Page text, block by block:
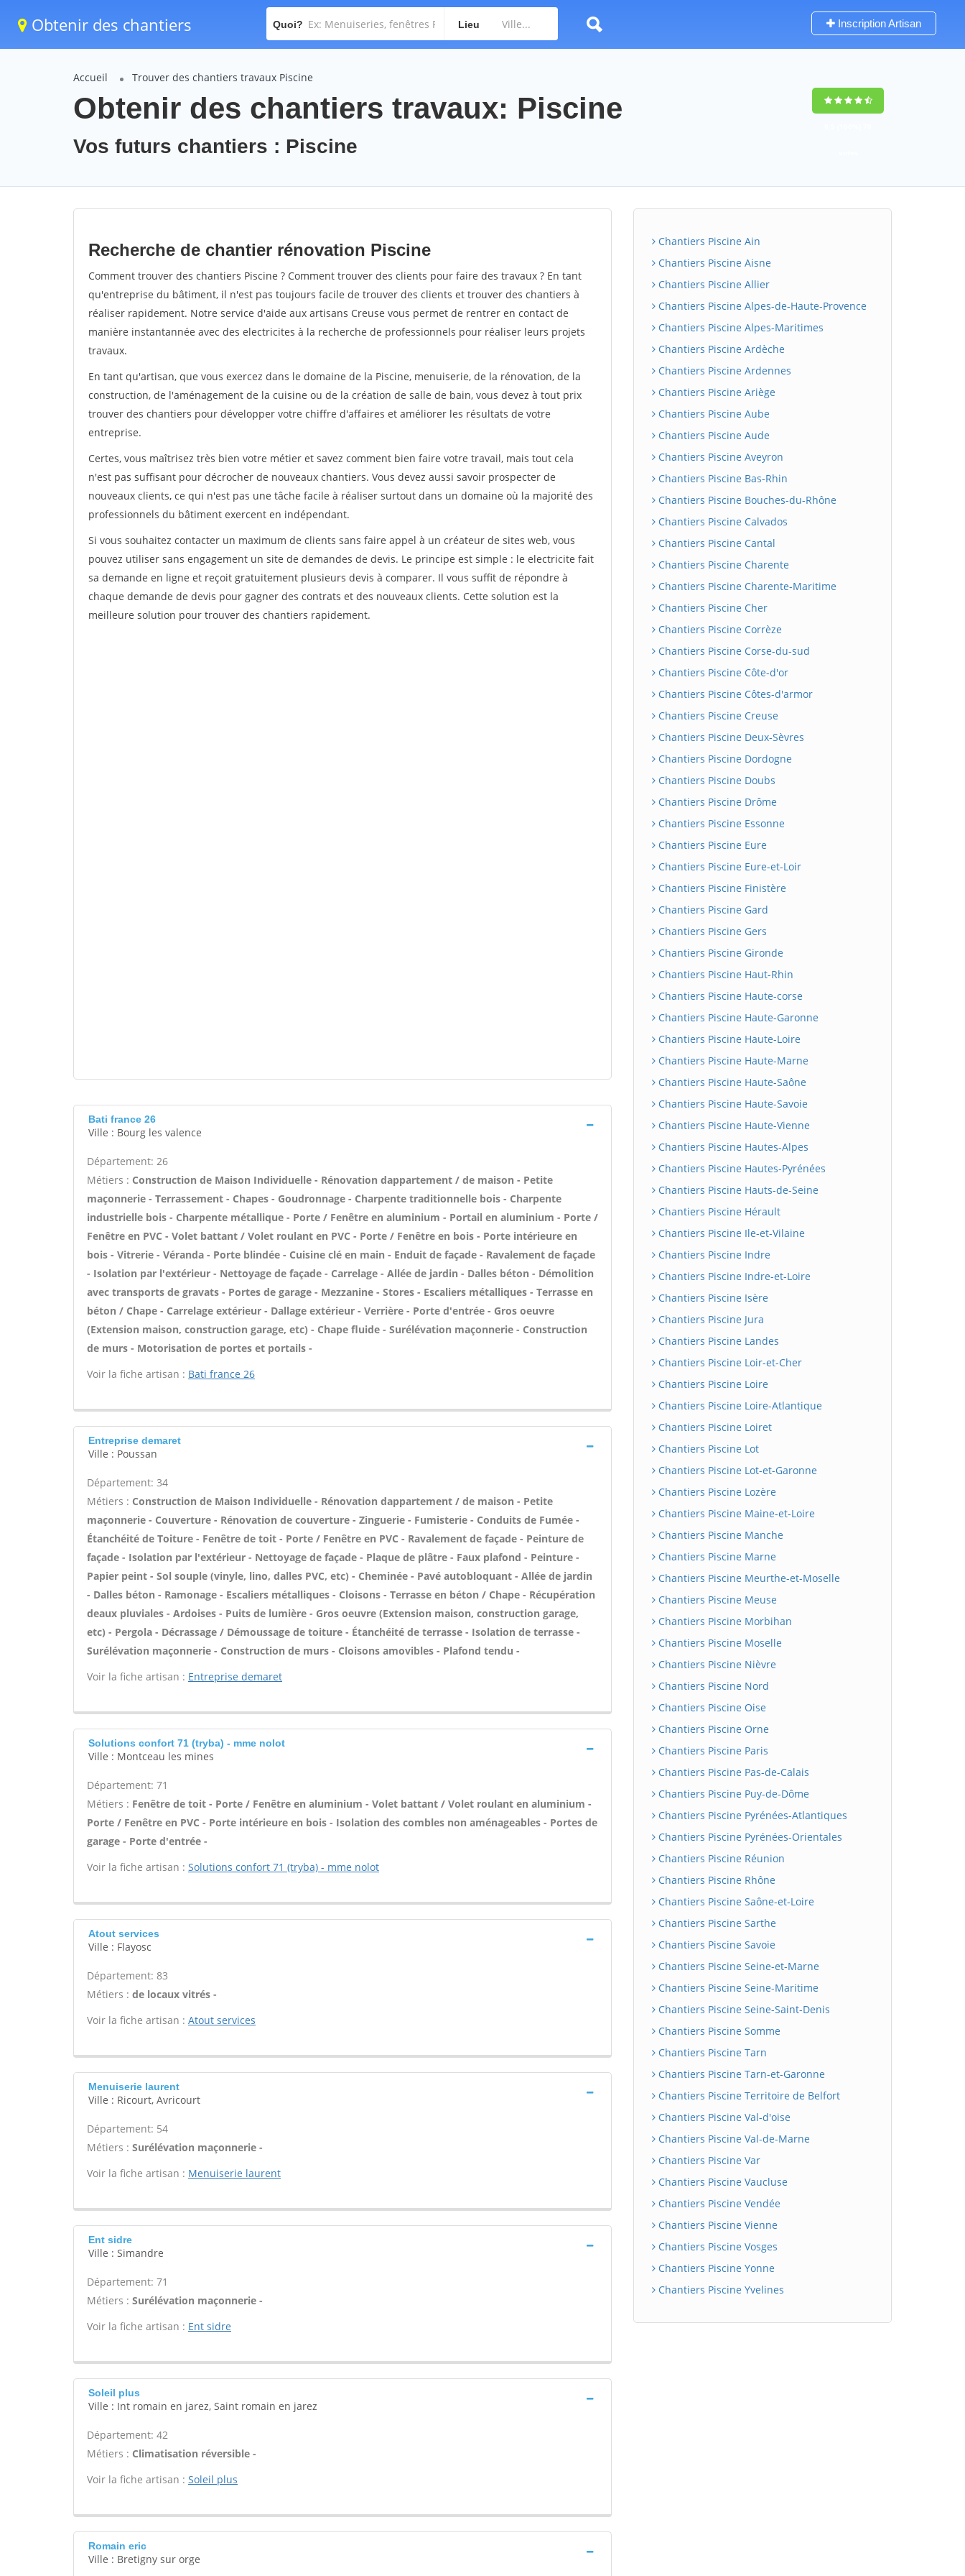
Obtenir des chantiers Quoi? Lieu Inscription Artisan
Accueil Trouver des chantiers travaux Piscine
Obtenir des chantiers travaux: Piscine
Vos futurs chantiers : Piscine
Recherche de chantier rénovation Piscine
Comment trouver des chantiers Piscine ? Comment trouver des clients pour faire des travaux ? En tant
qu'entreprise du bâtiment, il n'est pas toujours facile de trouver des clients et trouver des chantiers à
réaliser rapidement. Notre service d'aide aux artisans Creuse vous permet de rentrer en contact de
manière instantannée avec des electricites à la recherche de professionnels pour réaliser leurs projets
travaux.
En tant qu'artisan, que vous exercez dans le domaine de la Piscine, menuiserie, de la rénovation, de la
construction, de l'aménagement de la cuisine ou de la création de salle de bain, vous devez à tout prix
trouver des chantiers pour développer votre chiffre d'affaires et améliorer les résultats de votre
entreprise.
Certes, vous maîtrisez très bien votre métier et savez comment bien faire votre travail, mais tout cela
n'est pas suffisant pour décrocher de nouveaux chantiers. Vous devez aussi savoir prospecter de
nouveaux clients, ce qui n'est pas une tâche facile à réaliser surtout dans un domaine où la majorité des
professionnels du bâtiment exercent en indépendant.
Si vous souhaitez contacter un maximum de clients sans faire appel à un créateur de sites web, vous
pouvez utiliser sans engagement un site de demandes de devis. Le principe est simple : le electricite fait
sa demande en ligne et reçoit gratuitement plusieurs devis à comparer. Il vous suffit de répondre à
chaque demande de devis pour gagner des contrats et des nouveaux clients. Cette solution est la
meilleure solution pour trouver des chantiers rapidement.
Bati france 26
Ville : Bourg les valence
Département: 26
Métiers : Construction de Maison Individuelle - Rénovation dappartement / de maison - Petite
maçonnerie - Terrassement - Chapes - Goudronnage - Charpente traditionnelle bois - Charpente
industrielle bois - Charpente métallique - Porte / Fenêtre en aluminium - Portail en aluminium - Porte /
Fenêtre en PVC - Volet battant / Volet roulant en PVC - Porte / Fenêtre en bois - Porte intérieure en
bois - Vitrerie - Véranda - Porte blindée - Cuisine clé en main - Enduit de façade - Ravalement de façade
- Isolation par l'extérieur - Nettoyage de façade - Carrelage - Allée de jardin - Dalles béton - Démolition
avec transports de gravats - Portes de garage - Mezzanine - Stores - Escaliers métalliques - Terrasse en
béton / Chape - Carrelage extérieur - Dallage extérieur - Verrière - Porte d'entrée - Gros oeuvre
(Extension maison, construction garage, etc) - Chape fluide - Surélévation maçonnerie - Construction
de murs - Motorisation de portes et portails -
Voir la fiche artisan : Bati france 26
Entreprise demaret
Ville : Poussan
Département: 34
Métiers : Construction de Maison Individuelle - Rénovation dappartement / de maison - Petite
maçonnerie - Couverture - Rénovation de couverture - Zinguerie - Fumisterie - Conduits de Fumée -
Étanchéité de Toiture - Fenêtre de toit - Porte / Fenêtre en PVC - Ravalement de façade - Peinture de
façade - Isolation par l'extérieur - Nettoyage de façade - Plaque de plâtre - Faux plafond - Peinture -
Papier peint - Sol souple (vinyle, lino, dalles PVC, etc) - Cheminée - Pavé autobloquant - Allée de jardin
- Dalles béton - Ramonage - Escaliers métalliques - Cloisons - Terrasse en béton / Chape - Récupération
deaux pluviales - Ardoises - Puits de lumière - Gros oeuvre (Extension maison, construction garage,
etc) - Pergola - Décrassage / Démoussage de toiture - Étanchéité de terrasse - Isolation de terrasse -
Surélévation maçonnerie - Construction de murs - Cloisons amovibles - Plafond tendu -
Voir la fiche artisan : Entreprise demaret
Solutions confort 71 (tryba) - mme nolot
Ville : Montceau les mines
Département: 71
Métiers : Fenêtre de toit - Porte / Fenêtre en aluminium - Volet battant / Volet roulant en aluminium -
Porte / Fenêtre en PVC - Porte intérieure en bois - Isolation des combles non aménageables - Portes de
garage - Porte d'entrée -
Voir la fiche artisan : Solutions confort 71 (tryba) - mme nolot
Atout services
Ville : Flayosc
Département: 83
Métiers : de locaux vitrés -
Voir la fiche artisan : Atout services
Menuiserie laurent
Ville : Ricourt, Avricourt
Département: 54
Métiers : Surélévation maçonnerie -
Voir la fiche artisan : Menuiserie laurent
Ent sidre
Ville : Simandre
Département: 71
Métiers : Surélévation maçonnerie -
Voir la fiche artisan : Ent sidre
Soleil plus
Ville : Int romain en jarez, Saint romain en jarez
Département: 42
Métiers : Climatisation réversible -
Voir la fiche artisan : Soleil plus
Romain eric
Ville : Bretigny sur orge
Chantiers Piscine Ain
Chantiers Piscine Aisne
Chantiers Piscine Allier
Chantiers Piscine Alpes-de-Haute-Provence
Chantiers Piscine Alpes-Maritimes
Chantiers Piscine Ardèche
Chantiers Piscine Ardennes
Chantiers Piscine Ariège
Chantiers Piscine Aube
Chantiers Piscine Aude
Chantiers Piscine Aveyron
Chantiers Piscine Bas-Rhin
Chantiers Piscine Bouches-du-Rhône
Chantiers Piscine Calvados
Chantiers Piscine Cantal
Chantiers Piscine Charente
Chantiers Piscine Charente-Maritime
Chantiers Piscine Cher
Chantiers Piscine Corrèze
Chantiers Piscine Corse-du-sud
Chantiers Piscine Côte-d'or
Chantiers Piscine Côtes-d'armor
Chantiers Piscine Creuse
Chantiers Piscine Deux-Sèvres
Chantiers Piscine Dordogne
Chantiers Piscine Doubs
Chantiers Piscine Drôme
Chantiers Piscine Essonne
Chantiers Piscine Eure
Chantiers Piscine Eure-et-Loir
Chantiers Piscine Finistère
Chantiers Piscine Gard
Chantiers Piscine Gers
Chantiers Piscine Gironde
Chantiers Piscine Haut-Rhin
Chantiers Piscine Haute-corse
Chantiers Piscine Haute-Garonne
Chantiers Piscine Haute-Loire
Chantiers Piscine Haute-Marne
Chantiers Piscine Haute-Saône
Chantiers Piscine Haute-Savoie
Chantiers Piscine Haute-Vienne
Chantiers Piscine Hautes-Alpes
Chantiers Piscine Hautes-Pyrénées
Chantiers Piscine Hauts-de-Seine
Chantiers Piscine Hérault
Chantiers Piscine Ile-et-Vilaine
Chantiers Piscine Indre
Chantiers Piscine Indre-et-Loire
Chantiers Piscine Isère
Chantiers Piscine Jura
Chantiers Piscine Landes
Chantiers Piscine Loir-et-Cher
Chantiers Piscine Loire
Chantiers Piscine Loire-Atlantique
Chantiers Piscine Loiret
Chantiers Piscine Lot
Chantiers Piscine Lot-et-Garonne
Chantiers Piscine Lozère
Chantiers Piscine Maine-et-Loire
Chantiers Piscine Manche
Chantiers Piscine Marne
Chantiers Piscine Meurthe-et-Moselle
Chantiers Piscine Meuse
Chantiers Piscine Morbihan
Chantiers Piscine Moselle
Chantiers Piscine Nièvre
Chantiers Piscine Nord
Chantiers Piscine Oise
Chantiers Piscine Orne
Chantiers Piscine Paris
Chantiers Piscine Pas-de-Calais
Chantiers Piscine Puy-de-Dôme
Chantiers Piscine Pyrénées-Atlantiques
Chantiers Piscine Pyrénées-Orientales
Chantiers Piscine Réunion
Chantiers Piscine Rhône
Chantiers Piscine Saône-et-Loire
Chantiers Piscine Sarthe
Chantiers Piscine Savoie
Chantiers Piscine Seine-et-Marne
Chantiers Piscine Seine-Maritime
Chantiers Piscine Seine-Saint-Denis
Chantiers Piscine Somme
Chantiers Piscine Tarn
Chantiers Piscine Tarn-et-Garonne
Chantiers Piscine Territoire de Belfort
Chantiers Piscine Val-d'oise
Chantiers Piscine Val-de-Marne
Chantiers Piscine Var
Chantiers Piscine Vaucluse
Chantiers Piscine Vendée
Chantiers Piscine Vienne
Chantiers Piscine Vosges
Chantiers Piscine Yonne
Chantiers Piscine Yvelines